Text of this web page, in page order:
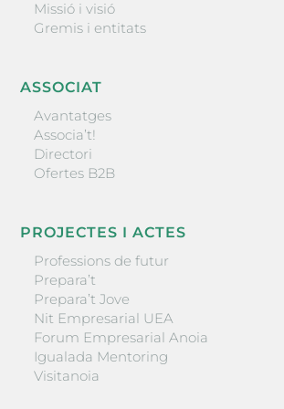
Missió i visió
Gremis i entitats
ASSOCIAT
Avantatges
Associa’t!
Directori
Ofertes B2B
PROJECTES I ACTES
Professions de futur
Prepara’t
Prepara’t Jove
Nit Empresarial UEA
Forum Empresarial Anoia
Igualada Mentoring
Visitanoia